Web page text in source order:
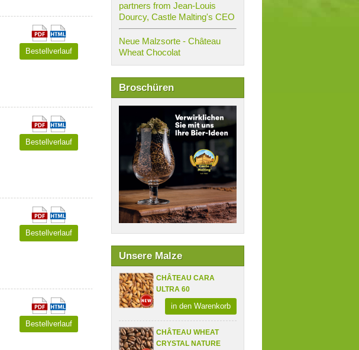
partners from Jean-Louis
Dourcy, Castle Malting's CEO
Neue Malzsorte - Château
Wheat Chocolat
Broschüren
Unsere Malze
CHÂTEAU CARA
ULTRA 60
in den Warenkorb
CHÂTEAU WHEAT
CRYSTAL NATURE
Bestellverlauf
Bestellverlauf
Bestellverlauf
Bestellverlauf